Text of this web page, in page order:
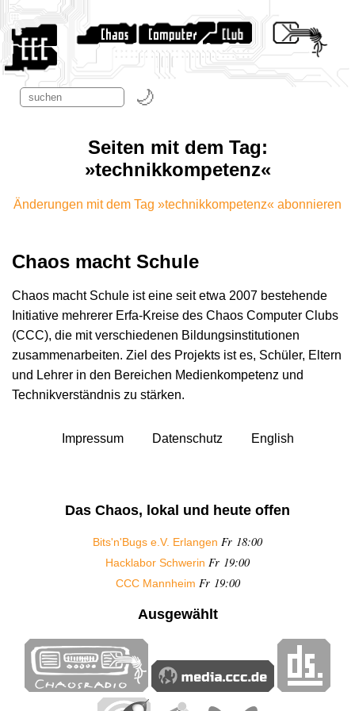
Seiten mit dem Tag:
»technikkompetenz«
Änderungen mit dem Tag »technikkompetenz« abonnieren
Chaos macht Schule
Chaos macht Schule ist eine seit etwa 2007 bestehende
Initiative mehrerer Erfa-Kreise des Chaos Computer Clubs
(CCC), die mit verschiedenen Bildungsinstitutionen
zusammenarbeiten. Ziel des Projekts ist es, Schüler, Eltern
und Lehrer in den Bereichen Medienkompetenz und
Technikverständnis zu stärken.
Impressum Datenschutz English
Das Chaos, lokal und heute offen
Bits'n'Bugs e.V. Erlangen Fr 18:00
Hacklabor Schwerin Fr 19:00
CCC Mannheim Fr 19:00
Ausgewählt